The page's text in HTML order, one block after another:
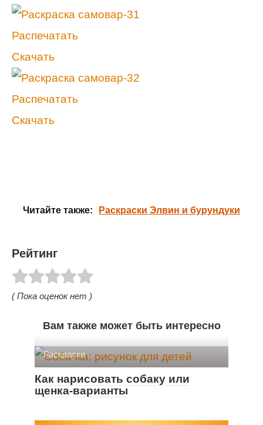
Распечатать
Скачать
Распечатать
Скачать
Читайте также: Раскраски Элвин и бурундуки
Рейтинг
( Пока оценок нет )
Вам также может быть интересно
Раскраски
Как нарисовать собаку или
щенка-варианты